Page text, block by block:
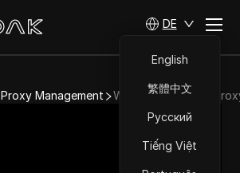
DE
English
繁體中文
Русский
Tiếng Việt
Proxy Management Wie kann ich einen